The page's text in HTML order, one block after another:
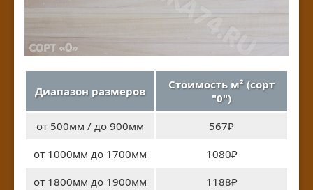
Диапазон размеров
Стоимость м² (сорт
"0")
от 500мм / до 900мм
567₽
от 1000мм до 1700мм
1080₽
от 1800мм до 1900мм
1188₽